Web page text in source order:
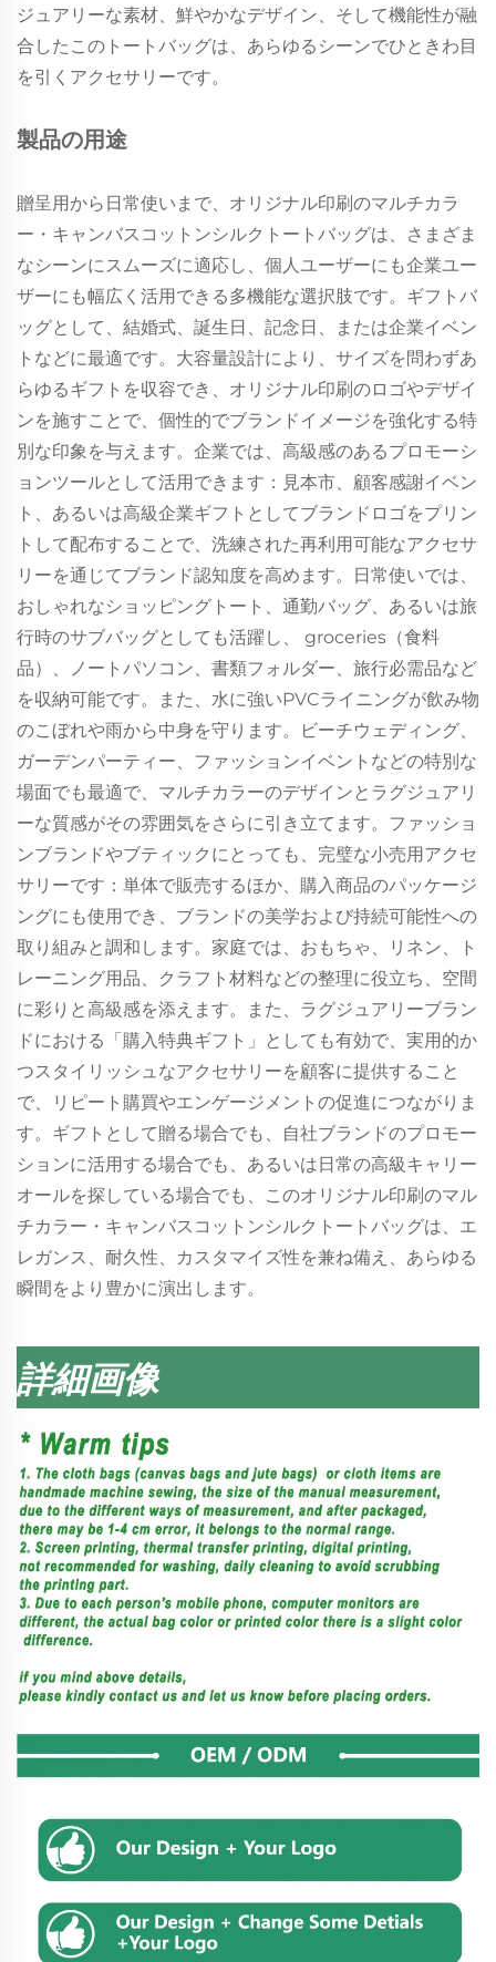
ジュアリーな素材、鮮やかなデザイン、そして機能性が融
合したこのトートバッグは、あらゆるシーンでひときわ目
を引くアクセサリーです。
製品の用途
贈呈用から日常使いまで、オリジナル印刷のマルチカラ
ー・キャンバスコットンシルクトートバッグは、さまざま
なシーンにスムーズに適応し、個人ユーザーにも企業ユー
ザーにも幅広く活用できる多機能な選択肢です。ギフトバ
ッグとして、結婚式、誕生日、記念日、または企業イベン
トなどに最適です。大容量設計により、サイズを問わずあ
らゆるギフトを収容でき、オリジナル印刷のロゴやデザイ
ンを施すことで、個性的でブランドイメージを強化する特
別な印象を与えます。企業では、高級感のあるプロモーシ
ョンツールとして活用できます：見本市、顧客感謝イベン
ト、あるいは高級企業ギフトとしてブランドロゴをプリン
トして配布することで、洗練された再利用可能なアクセサ
リーを通じてブランド認知度を高めます。日常使いでは、
おしゃれなショッピングトート、通勤バッグ、あるいは旅
行時のサブバッグとしても活躍し、 groceries（食料
品）、ノートパソコン、書類フォルダー、旅行必需品など
を収納可能です。また、水に強いPVCライニングが飲み物
のこぼれや雨から中身を守ります。ビーチウェディング、
ガーデンパーティー、ファッションイベントなどの特別な
場面でも最適で、マルチカラーのデザインとラグジュアリ
ーな質感がその雰囲気をさらに引き立てます。ファッショ
ンブランドやブティックにとっても、完璧な小売用アクセ
サリーです：単体で販売するほか、購入商品のパッケージ
ングにも使用でき、ブランドの美学および持続可能性への
取り組みと調和します。家庭では、おもちゃ、リネン、ト
レーニング用品、クラフト材料などの整理に役立ち、空間
に彩りと高級感を添えます。また、ラグジュアリーブラン
ドにおける「購入特典ギフト」としても有効で、実用的か
つスタイリッシュなアクセサリーを顧客に提供すること
で、リピート購買やエンゲージメントの促進につながりま
す。ギフトとして贈る場合でも、自社ブランドのプロモー
ションに活用する場合でも、あるいは日常の高級キャリー
オールを探している場合でも、このオリジナル印刷のマル
チカラー・キャンバスコットンシルクトートバッグは、エ
レガンス、耐久性、カスタマイズ性を兼ね備え、あらゆる
瞬間をより豊かに演出します。
詳細画像